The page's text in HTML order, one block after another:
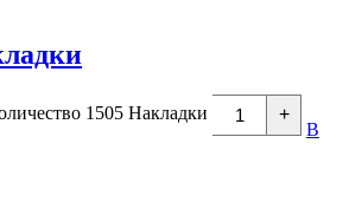
1505 Накладки +
В